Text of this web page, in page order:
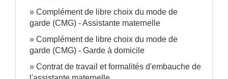
Complément de libre choix du mode de
garde (CMG) - Assistante maternelle
Complément de libre choix du mode de
garde (CMG) - Garde à domicile
Contrat de travail et formalités d'embauche de